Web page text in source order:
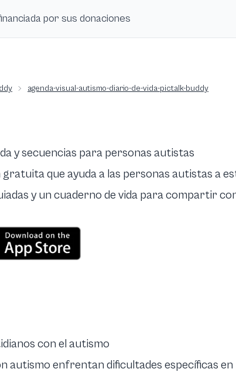
por sus donaciones
agenda-visual-autismo-diario-de-vida-pictalk-buddy
y secuencias para personas autistas
gratuita que ayuda a las personas autistas a
y un cuaderno de vida para compartir
con el autismo
autismo enfrentan dificultades específicas en